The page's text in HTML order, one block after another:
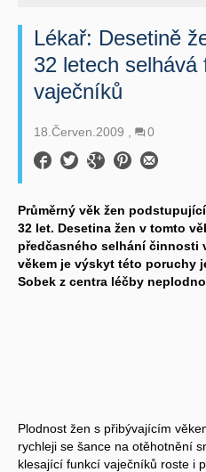
Lékař: Desetině
32 letech selhává
vaječníků
18.Červen.2009 0
Průměrný věk žen
32 let. Desetina žen v tomto
předčasného selhání činnosti
věkem je výskyt této poruchy
Sobek z centra léčby
Plodnost žen s přibývajícím
rychleji se šance na otěhotnění
klesající funkcí vaječníků roste i